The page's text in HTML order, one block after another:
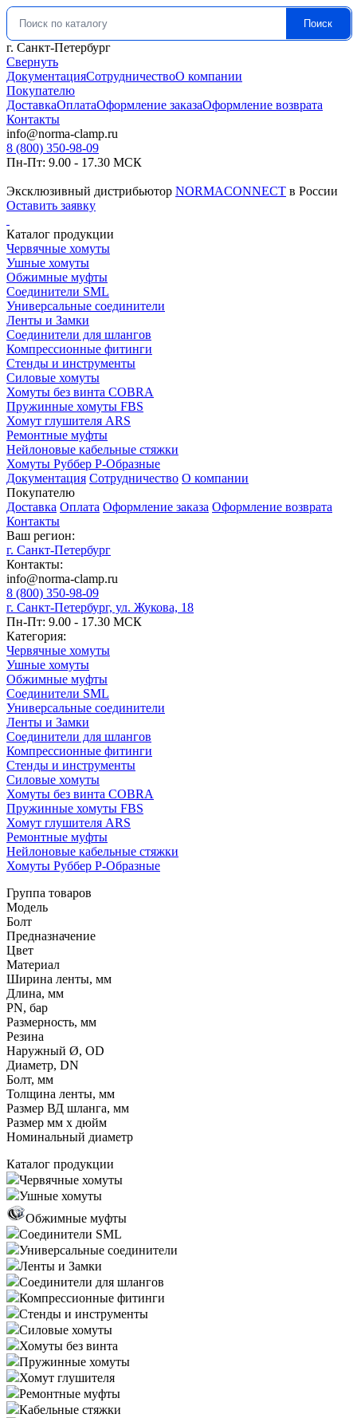
Искать: Поиск
г. Санкт-Петербург
Свернуть
ДокументацияСотрудничествоО компании
Покупателю
ДоставкаОплатаОформление заказаОформление возврата
Контакты
info@norma-clamp.ru
8 (800) 350-98-09
Пн-Пт: 9.00 - 17.30 МСК
Эксклюзивный дистрибьютор NORMACONNECT в России
Оставить заявку
Каталог продукции
Червячные хомуты
Ушные хомуты
Обжимные муфты
Соединители SML
Универсальные соединители
Ленты и Замки
Соединители для шлангов
Компрессионные фитинги
Стенды и инструменты
Силовые хомуты
Хомуты без винта COBRA
Пружинные хомуты FBS
Хомут глушителя ARS
Ремонтные муфты
Нейлоновые кабельные стяжки
Хомуты Руббер Р-Образные
Документация Сотрудничество О компании
Покупателю
Доставка Оплата Оформление заказа Оформление возврата
Контакты
Ваш регион:
г. Санкт-Петербург
Контакты:
info@norma-clamp.ru
8 (800) 350-98-09
г. Санкт-Петербург, ул. Жукова, 18
Пн-Пт: 9.00 - 17.30 МСК
Категория:
Червячные хомуты
Ушные хомуты
Обжимные муфты
Соединители SML
Универсальные соединители
Ленты и Замки
Соединители для шлангов
Компрессионные фитинги
Стенды и инструменты
Силовые хомуты
Хомуты без винта COBRA
Пружинные хомуты FBS
Хомут глушителя ARS
Ремонтные муфты
Нейлоновые кабельные стяжки
Хомуты Руббер Р-Образные
Группа товаров
Модель
Болт
Предназначение
Цвет
Материал
Ширина ленты, мм
Длина, мм
PN, бар
Размерность, мм
Резина
Наружный Ø, OD
Диаметр, DN
Болт, мм
Толщина ленты, мм
Размер ВД шланга, мм
Размер мм x дюйм
Номинальный диаметр
Каталог продукции
Червячные хомуты
Ушные хомуты
Обжимные муфты
Соединители SML
Универсальные соединители
Ленты и Замки
Соединители для шлангов
Компрессионные фитинги
Стенды и инструменты
Силовые хомуты
Хомуты без винта
Пружинные хомуты
Хомут глушителя
Ремонтные муфты
Кабельные стяжки